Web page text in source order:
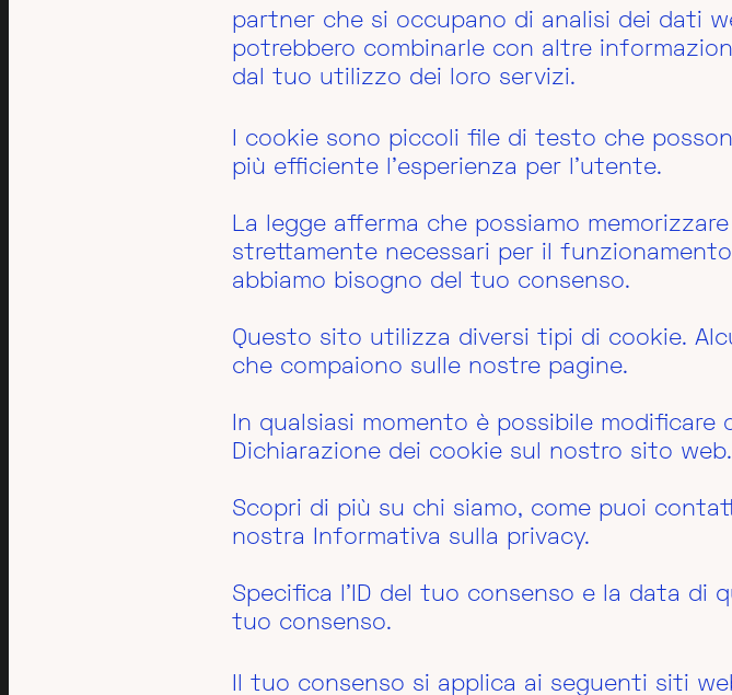
partner che si occupano di analisi dei dati
potrebbero combinarle con altre
dal tuo utilizzo dei loro servizi.
I cookie sono piccoli file di testo che
più efficiente l'esperienza per l'utente.
La legge afferma che possiamo
strettamente necessari per il
abbiamo bisogno del tuo consenso.
Questo sito utilizza diversi tipi di cookie.
che compaiono sulle nostre pagine.
In qualsiasi momento è possibile modificare
Dichiarazione dei cookie sul nostro sito web.
Scopri di più su chi siamo, come puoi
nostra Informativa sulla privacy.
Specifica l’ID del tuo consenso e la data
tuo consenso.
Il tuo consenso si applica ai seguenti siti